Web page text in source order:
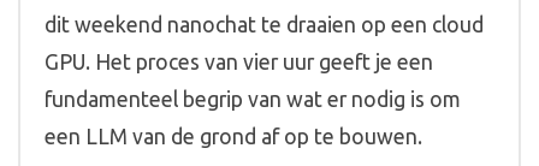
dit weekend nanochat te draaien op een cloud
GPU. Het proces van vier uur geeft je een
fundamenteel begrip van wat er nodig is om
een LLM van de grond af op te bouwen.